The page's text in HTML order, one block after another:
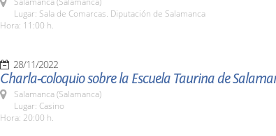
Lugar: Sala de Comarcas. Diputación de Salamanca
Hora: 11:00 h.
28/11/2022
Charla-coloquio sobre la Escuela Taurina de
Salamanca (Salamanca)
Lugar: Casino
Hora: 20:00 h.